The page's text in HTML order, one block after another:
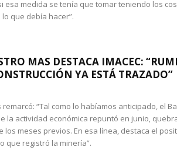
esa medida se tenía que tomar teniendo los
que debía hacer”.
MAS DESTACA IMACEC:
YA ESTÁ TRAZADO”
remarcó: “Tal como lo habíamos anticipado, el
la actividad económica repuntó en junio,
los meses previos. En esa línea, destaca el
que registró la minería”.